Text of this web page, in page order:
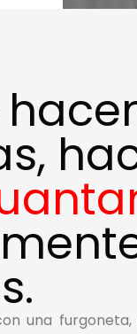
una furgoneta,